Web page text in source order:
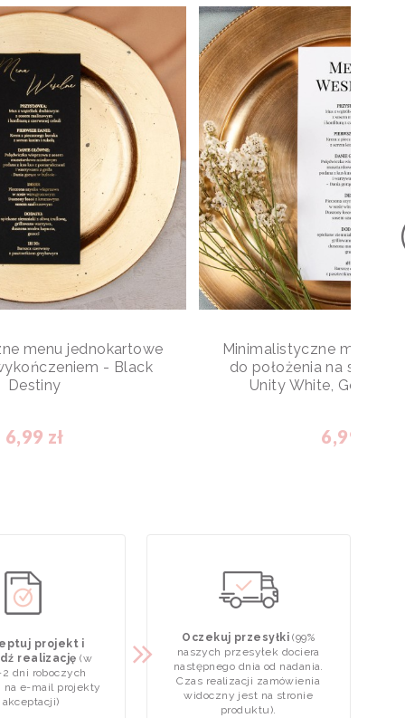
menu jednokartowe
- Black
Destiny
6,99 zł
Minimalistyczne menu
do położenia na stole
Unity White,
6,99 zł
projekt i
realizację (w
dni roboczych
na e-mail projekty
akceptacji)
Oczekuj przesyłki(99%
naszych przesyłek dociera
następnego dnia od nadania.
Czas realizacji zamówienia
widoczny jest na stronie
produktu).